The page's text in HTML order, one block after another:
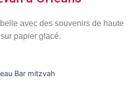
avec des souvenirs de haute
papier glacé.